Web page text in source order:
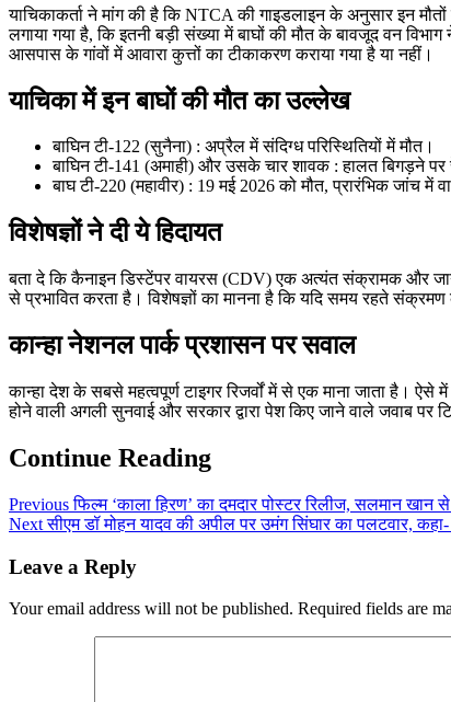
याचिकाकर्ता ने मांग की है कि NTCA की गाइडलाइन के अनुसार इन
लगाया गया है, कि इतनी बड़ी संख्या में बाघों की मौत के बावजूद वन
आसपास के गांवों में आवारा कुत्तों का टीकाकरण कराया गया है या नहीं।
याचिका में इन बाघों की मौत का उल्लेख
बाघिन टी-122 (सुनैना) : अप्रैल में संदिग्ध परिस्थितियों में मौत।
बाघिन टी-141 (अमाही) और उसके चार शावक : हालत बिगड़ने
बाघ टी-220 (महावीर) : 19 मई 2026 को मौत, प्रारंभिक जांच में
विशेषज्ञों ने दी ये हिदायत
बता दे कि कैनाइन डिस्टेंपर वायरस (CDV) एक अत्यंत संक्रामक और
से प्रभावित करता है। विशेषज्ञों का मानना है कि यदि समय रहते
कान्हा नेशनल पार्क प्रशासन पर सवाल
कान्हा देश के सबसे महत्वपूर्ण टाइगर रिजर्वों में से एक माना जाता है।
होने वाली अगली सुनवाई और सरकार द्वारा पेश किए जाने वाले जवाब पर
Continue Reading
Previousफिल्म ‘काला हिरण’ का दमदार पोस्टर रिलीज, सलमान खान
Nextसीएम डॉ मोहन यादव की अपील पर उमंग सिंघार का पलटवार,
Leave a Reply
Your email address will not be published. Required fields are